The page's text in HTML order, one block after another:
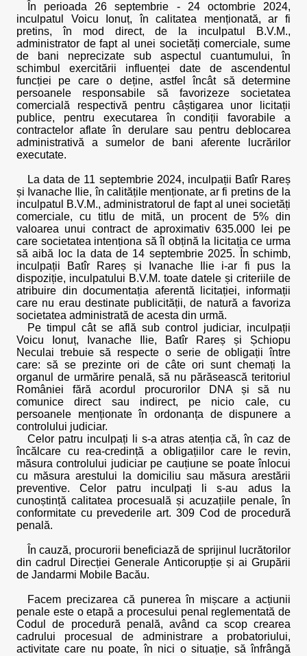
În perioada 26 septembrie - 24 octombrie 2024,
inculpatul Voicu Ionuț, în calitatea menționată, ar fi
pretins, în mod direct, de la inculpatul B.V.M.,
administrator de fapt al unei societăți comerciale, sume
de bani neprecizate sub aspectul cuantumului, în
schimbul exercitării influenței date de ascendentul
funcției pe care o deține, astfel încât să determine
persoanele responsabile să favorizeze societatea
comercială respectivă pentru câștigarea unor licitații
publice, pentru executarea în condiții favorabile a
contractelor aflate în derulare sau pentru deblocarea
administrativă a sumelor de bani aferente lucrărilor
executate.
La data de 11 septembrie 2024, inculpații Batîr Rareș
și Ivanache Ilie, în calitățile menționate, ar fi pretins de la
inculpatul B.V.M., administratorul de fapt al unei societăți
comerciale, cu titlu de mită, un procent de 5% din
valoarea unui contract de aproximativ 635.000 lei pe
care societatea intenționa să îl obțină la licitația ce urma
să aibă loc la data de 14 septembrie 2025. În schimb,
inculpații Batîr Rareș și Ivanache Ilie i-ar fi pus la
dispoziție, inculpatului B.V.M. toate datele și criteriile de
atribuire din documentația aferentă licitației, informații
care nu erau destinate publicității, de natură a favoriza
societatea administrată de acesta din urmă.
Pe timpul cât se află sub control judiciar, inculpații
Voicu Ionuț, Ivanache Ilie, Batîr Rareș și Șchiopu
Neculai trebuie să respecte o serie de obligații între
care: să se prezinte ori de câte ori sunt chemați la
organul de urmărire penală, să nu părăsească teritoriul
României fără acordul procurorilor DNA și să nu
comunice direct sau indirect, pe nicio cale, cu
persoanele menționate în ordonanța de dispunere a
controlului judiciar.
Celor patru inculpați li s-a atras atenția că, în caz de
încălcare cu rea-credință a obligațiilor care le revin,
măsura controlului judiciar pe cauțiune se poate înlocui
cu măsura arestului la domiciliu sau măsura arestării
preventive. Celor patru inculpați li s-au adus la
cunoștință calitatea procesuală și acuzațiile penale, în
conformitate cu prevederile art. 309 Cod de procedură
penală.
În cauză, procurorii beneficiază de sprijinul lucrătorilor
din cadrul Direcției Generale Anticorupție și ai Grupării
de Jandarmi Mobile Bacău.
Facem precizarea că punerea în mișcare a acțiunii
penale este o etapă a procesului penal reglementată de
Codul de procedură penală, având ca scop crearea
cadrului procesual de administrare a probatoriului,
activitate care nu poate, în nici o situație, să înfrângă